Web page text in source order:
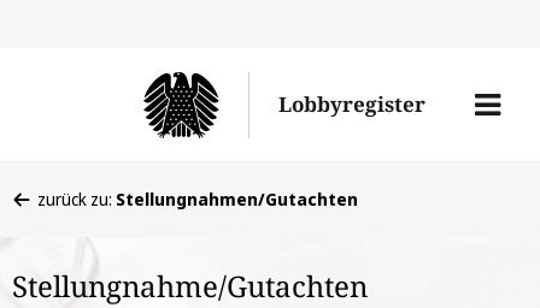
Lobbyregister
Menü
befinden
hier:
zurück zu: Stellungnahmen/Gutachten
Stellungnahme/Gutachten